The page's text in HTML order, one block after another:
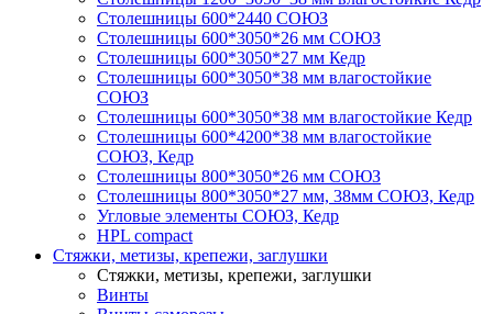
Столешницы 600*2440 СОЮЗ
Столешницы 600*3050*26 мм СОЮЗ
Столешницы 600*3050*27 мм Кедр
Столешницы 600*3050*38 мм влагостойкие
СОЮЗ
Столешницы 600*3050*38 мм влагостойкие Кедр
Столешницы 600*4200*38 мм влагостойкие
СОЮЗ, Кедр
Столешницы 800*3050*26 мм СОЮЗ
Столешницы 800*3050*27 мм, 38мм СОЮЗ, Кедр
Угловые элементы СОЮЗ, Кедр
HPL compact
Стяжки, метизы, крепежи, заглушки
Стяжки, метизы, крепежи, заглушки
Винты